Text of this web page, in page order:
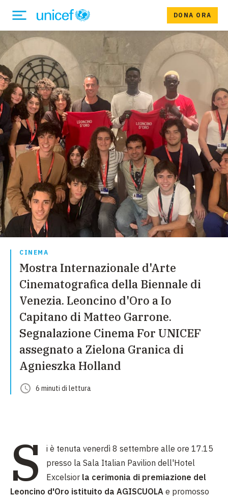
DONA ORA
CINEMA
Mostra Internazionale d'Arte
Cinematografica della Biennale di
Venezia. Leoncino d'Oro a Io
Capitano di Matteo Garrone.
Segnalazione Cinema For UNICEF
assegnato a Zielona Granica di
Agnieszka Holland
6 minuti di lettura
S
i è tenuta venerdì 8 settembre alle ore 17.15
presso la Sala Italian Pavilion dell'Hotel
Excelsior la cerimonia di premiazione del
Leoncino d'Oro istituito da AGISCUOLA e promosso